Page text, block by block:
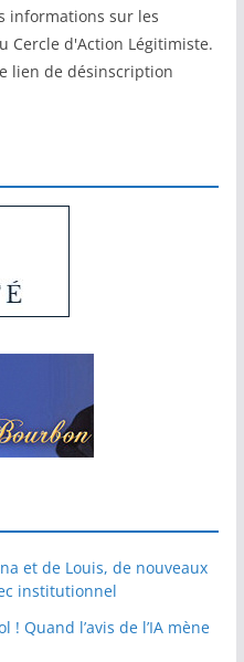
informations sur les
Cercle d'Action Légitimiste.
lien de désinscription
et de Louis, de nouveaux
institutionnel
! Quand l’avis de l’IA mène